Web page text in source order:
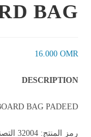
BAG
16.000 OMR
DESCRIPTION
BAG PADEED
رمز المنتج:32004